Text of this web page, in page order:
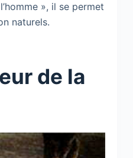
», il se permet
naturels.
de la